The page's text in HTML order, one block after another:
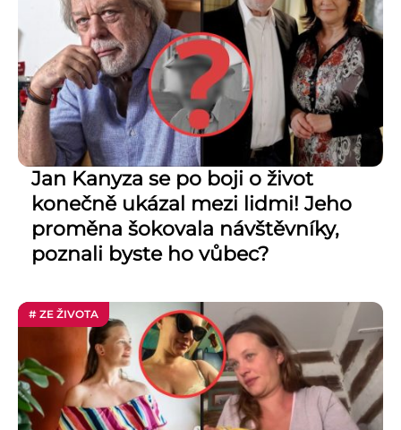
Jan Kanyza se po boji o život
konečně ukázal mezi lidmi! Jeho
proměna šokovala návštěvníky,
poznali byste ho vůbec?
# ZE ŽIVOTA